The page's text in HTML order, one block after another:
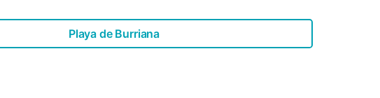
Playa de Burriana